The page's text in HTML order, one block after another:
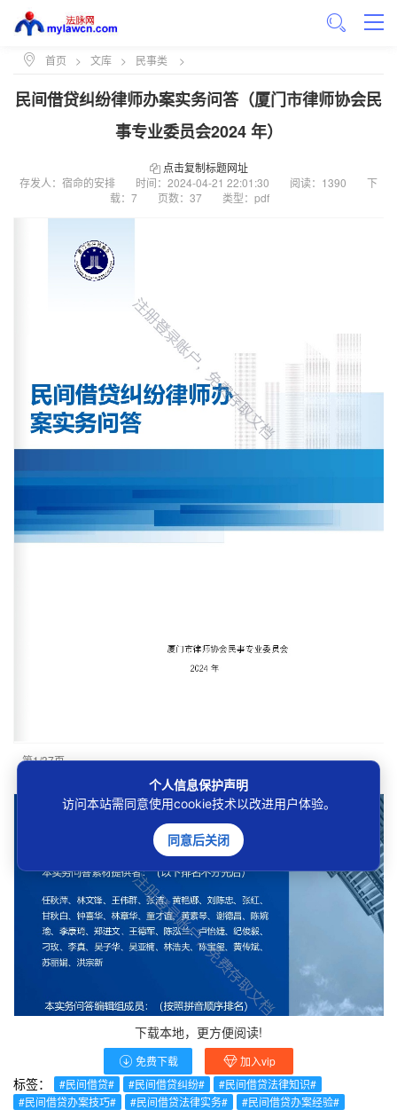
首页 > 文库 > 民事类 >
民间借贷纠纷律师办案实务问答（厦⻔市律师协会⺠
事专业委员会2024 年）
点击复制标题网址
存发人：宿命的安排
时间： 2024-04-21 22:01:30 阅读：1390
下
载：7
页数：37 类型：pdf
第1/37页
下载本地，更方便阅读!
免费下载 加入vip
标签： #民间借贷# #民间借贷纠纷#
#民间借贷法律知识#
#民间借贷办案技巧#
#民间借贷法律实务#
#民间借贷办案经验#
个人信息保护声明
访问本站需同意使用cookie技术以改进用户体验。
同意后关闭